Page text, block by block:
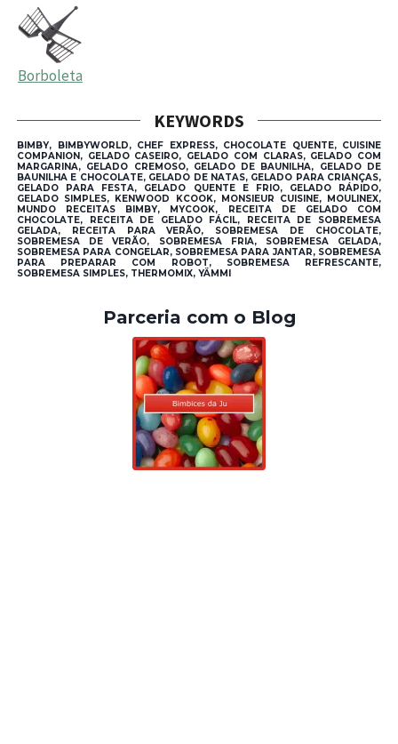
Borboleta
KEYWORDS
BIMBY, BIMBYWORLD, CHEF EXPRESS, CHOCOLATE QUENTE, CUISINE
COMPANION, GELADO CASEIRO, GELADO COM CLARAS, GELADO COM
MARGARINA, GELADO CREMOSO, GELADO DE BAUNILHA, GELADO DE
BAUNILHA E CHOCOLATE, GELADO DE NATAS, GELADO PARA CRIANÇAS,
GELADO PARA FESTA, GELADO QUENTE E FRIO, GELADO RÁPIDO,
GELADO SIMPLES, KENWOOD KCOOK, MONSIEUR CUISINE, MOULINEX,
MUNDO RECEITAS BIMBY, MYCOOK, RECEITA DE GELADO COM
CHOCOLATE, RECEITA DE GELADO FÁCIL, RECEITA DE SOBREMESA
GELADA, RECEITA PARA VERÃO, SOBREMESA DE CHOCOLATE,
SOBREMESA DE VERÃO, SOBREMESA FRIA, SOBREMESA GELADA,
SOBREMESA PARA CONGELAR, SOBREMESA PARA JANTAR, SOBREMESA
PARA PREPARAR COM ROBOT, SOBREMESA REFRESCANTE,
SOBREMESA SIMPLES, THERMOMIX, YÄMMI
Parceria com o Blog